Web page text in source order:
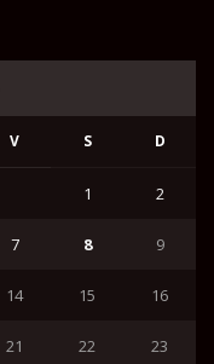
V S D
1 2
7 8 9
14 15 16
21 22 23